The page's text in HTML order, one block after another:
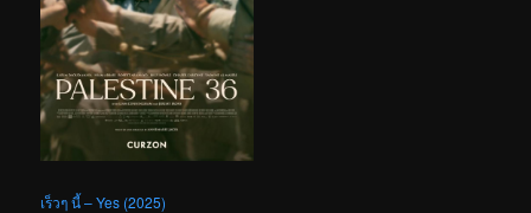
เร็วๆ นี้ – Yes (2025)